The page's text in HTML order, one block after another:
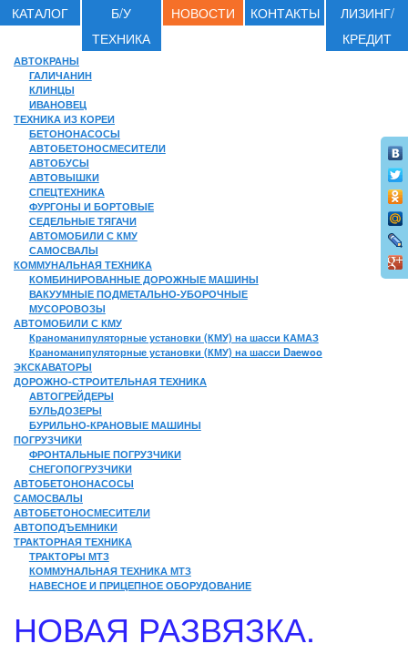
КАТАЛОГ
Б/У
ТЕХНИКА
НОВОСТИ КОНТАКТЫ
ЛИЗИНГ/
КРЕДИТ
АВТОКРАНЫ
ГАЛИЧАНИН
КЛИНЦЫ
ИВАНОВЕЦ
ТЕХНИКА ИЗ КОРЕИ
БЕТОНОНАСОСЫ
АВТОБЕТОНОСМЕСИТЕЛИ
АВТОБУСЫ
АВТОВЫШКИ
СПЕЦТЕХНИКА
ФУРГОНЫ И БОРТОВЫЕ
СЕДЕЛЬНЫЕ ТЯГАЧИ
АВТОМОБИЛИ С КМУ
САМОСВАЛЫ
КОММУНАЛЬНАЯ ТЕХНИКА
КОМБИНИРОВАННЫЕ ДОРОЖНЫЕ МАШИНЫ
ВАКУУМНЫЕ ПОДМЕТАЛЬНО-УБОРОЧНЫЕ
МУСОРОВОЗЫ
АВТОМОБИЛИ С КМУ
Краноманипуляторные установки (КМУ) на шасси КАМАЗ
Краноманипуляторные установки (КМУ) на шасси Daewoo
ЭКСКАВАТОРЫ
ДОРОЖНО-СТРОИТЕЛЬНАЯ ТЕХНИКА
АВТОГРЕЙДЕРЫ
БУЛЬДОЗЕРЫ
БУРИЛЬНО-КРАНОВЫЕ МАШИНЫ
ПОГРУЗЧИКИ
ФРОНТАЛЬНЫЕ ПОГРУЗЧИКИ
СНЕГОПОГРУЗЧИКИ
АВТОБЕТОНОНАСОСЫ
САМОСВАЛЫ
АВТОБЕТОНОСМЕСИТЕЛИ
АВТОПОДЪЕМНИКИ
ТРАКТОРНАЯ ТЕХНИКА
ТРАКТОРЫ МТЗ
КОММУНАЛЬНАЯ ТЕХНИКА МТЗ
НАВЕСНОЕ И ПРИЦЕПНОЕ ОБОРУДОВАНИЕ
НОВАЯ РАЗВЯЗКА.